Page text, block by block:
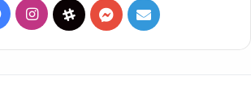
FacebookInstagramThreadsMessenger
Mail